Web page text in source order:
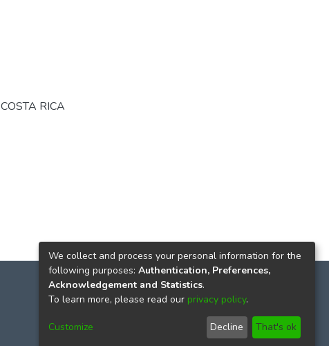
COSTA RICA
We collect and process your personal information for the
following purposes: Authentication, Preferences,
Acknowledgement and Statistics.
To learn more, please read our privacy policy.
Customize Decline That's ok